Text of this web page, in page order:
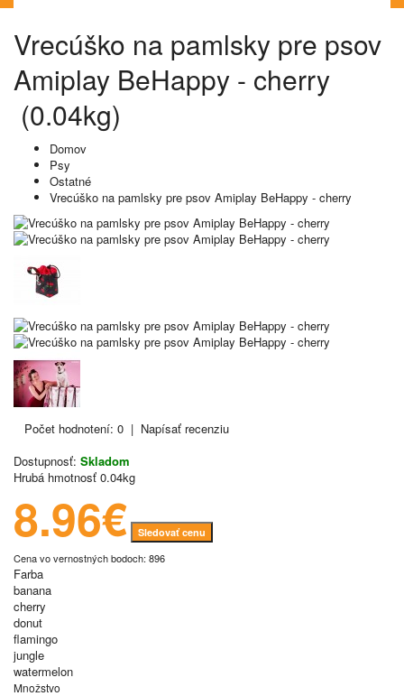
Vrecúško na pamlsky pre psov
Amiplay BeHappy - cherry
(0.04kg)
Domov
Psy
Ostatné
Vrecúško na pamlsky pre psov Amiplay BeHappy - cherry
Počet hodnotení: 0 | Napísať recenziu
Dostupnosť: Skladom
Hrubá hmotnosť 0.04kg
8.96€ Sledovať cenu
Cena vo vernostných bodoch: 896
Farba
banana
cherry
donut
flamingo
jungle
watermelon
Množstvo